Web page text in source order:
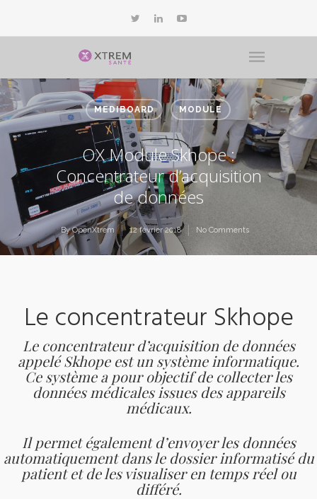
MEDIBOARD MODULE
OX Module Skhope :
Concentrateur d’acquisition
de données
ByOpenXtrem 12 février 2018 No Comments
Le concentrateur Skhope
Le concentrateur d’acquisition de données
appeléSkhopeest un système informatique.
Ce système a pour objectif de collecter les
données médicales issues des appareils
médicaux.
Il permet également d’envoyer les données
automatiquement dans le dossier informatisé du
patient et de les visualiser en temps réel ou
différé.